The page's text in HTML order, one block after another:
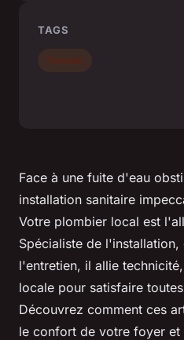
Face à une fuite d'eau
installation sanitaire
Votre plombier local est
Spécialiste de
l'entretien, il allie
locale pour satisfaire
Découvrez comment ces
le confort de votre foyer et
TAGS
Travaux